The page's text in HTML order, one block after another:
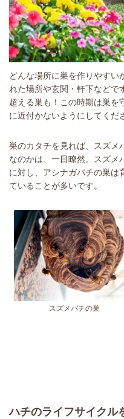
どんな場所に巣を作りやすい
れた場所や玄関・軒下などで
超える巣も！この時期は巣を
に近付かないようにしてくだ
巣のカタチを見れば、スズメ
なのかは、一目瞭然。スズメ
に対し、アシナガバチの巣は
ていることが多いです。
スズメバチの巣
ハチのライフサイクル